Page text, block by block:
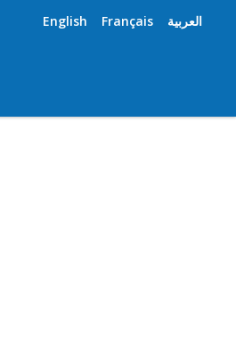
English Français العربية